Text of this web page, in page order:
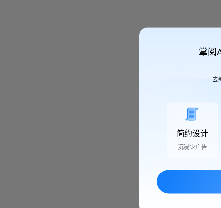
掌阅
去
简约设计
沉浸少广告